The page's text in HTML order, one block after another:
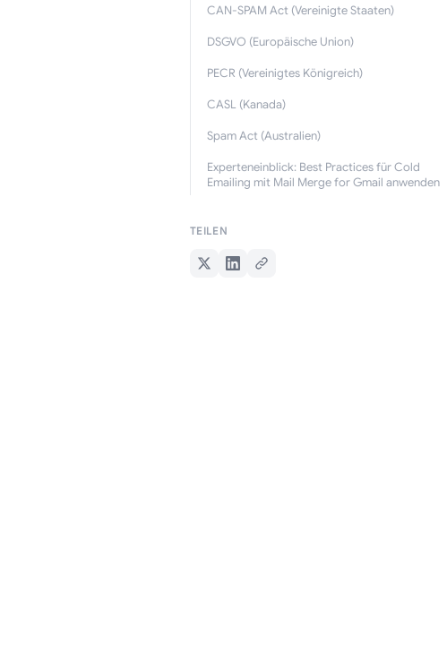
CAN-SPAM Act (Vereinigte Staaten)
DSGVO (Europäische Union)
PECR (Vereinigtes Königreich)
CASL (Kanada)
Spam Act (Australien)
Experteneinblick: Best Practices für Cold
Emailing mit Mail Merge for Gmail anwenden
TEILEN